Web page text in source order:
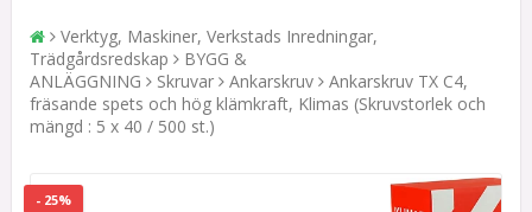
Verktyg, Maskiner, Verkstads Inredningar,
Trädgårdsredskap
BYGG &
ANLÄGGNING
Skruvar Ankarskruv
Ankarskruv TX C4,
fräsande spets och hög klämkraft, Klimas (Skruvstorlek och
mängd : 5 x 40 / 500 st.)
- 25%